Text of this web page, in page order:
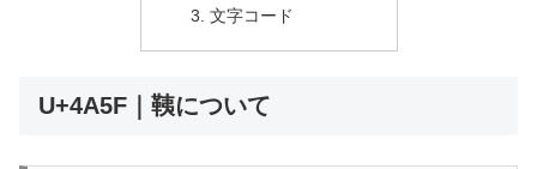
文字コード
U+4A5F｜䩟について